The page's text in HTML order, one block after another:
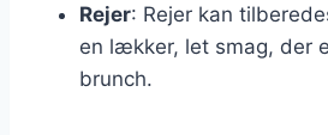
Rejer: Rejer kan
en lækker, let smag, der
brunch.